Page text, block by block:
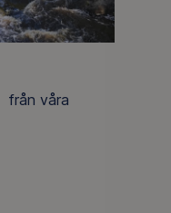
från våra